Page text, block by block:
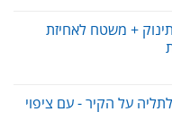
+ משטח לאחיזת
על הקיר - עם ציפוי